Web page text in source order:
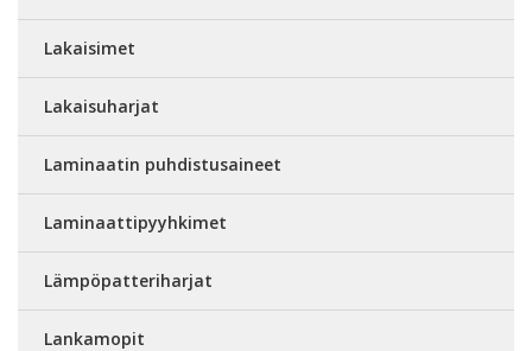
Lakaisimet
Lakaisuharjat
Laminaatin puhdistusaineet
Laminaattipyyhkimet
Lämpöpatteriharjat
Lankamopit